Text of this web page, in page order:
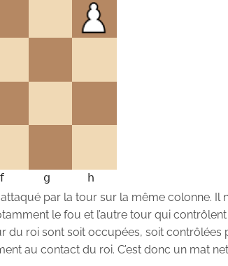
par la tour sur la même colonne. Il
le fou et l’autre tour qui contrôlent
du roi sont soit occupées, soit contrôlées
au contact du roi. C’est donc un mat